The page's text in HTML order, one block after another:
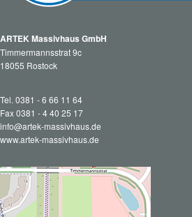
ARTEK Massivhaus GmbH
Timmermannsstrat 9c
18055 Rostock
Tel. 0381 - 6 66 11 64
Fax 0381 - 4 40 25 17
info@artek-massivhaus.de
www.artek-massivhaus.de